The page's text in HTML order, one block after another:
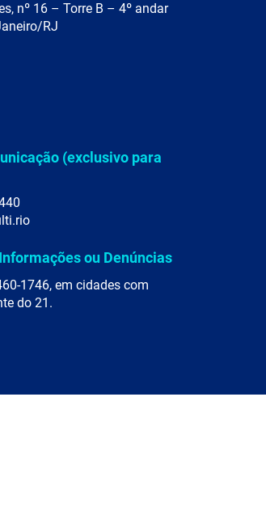
nº 16 – Torre B – 4º andar
RJ
(exclusivo para
ou Denúncias
1746, em cidades com
do 21.